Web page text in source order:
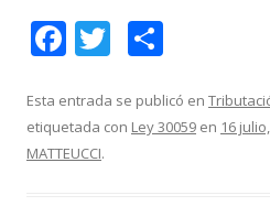
F
e
b
T
itt
er
m
p
Esta entrada se publicó en
etiquetada con Ley 30059 en 16
MATTEUCCI.